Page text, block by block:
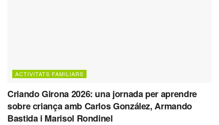
ACTIVITATS FAMILIARS
Criando Girona 2026: una jornada per aprendre
sobre criança amb Carlos González, Armando
Bastida i Marisol Rondinel